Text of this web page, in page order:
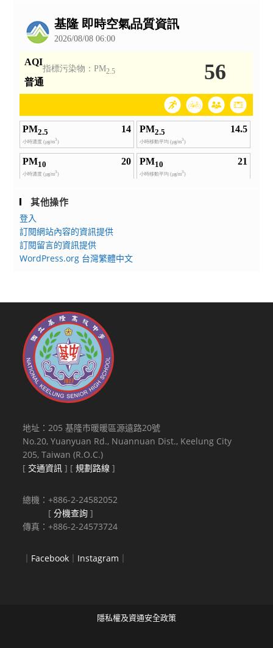
其他操作
登入
訂閱網站內容的資訊提供
訂閱留言的資訊提供
WordPress.org 台灣繁體中文
地址：205 基隆市暖暖區源遠路20號
No.20, Yuanyuan Rd., Nuannuan Dist., Keelung City
205, Taiwan (R.O.C.)
[ 交通資訊 ] [規劃路線 ]
總機：+886-2-24582052
[分機查詢 ]
傳真：+886-2-24573724
｜ Facebook ｜ Instagram ｜
隱私權及資通安全政策